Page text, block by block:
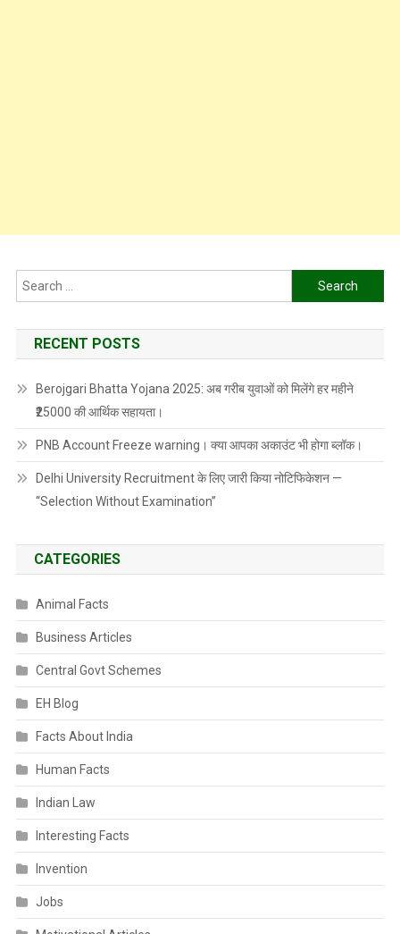
Search
for:
RECENT POSTS
Berojgari Bhatta Yojana 2025: अब गरीब युवाओं को मिलेंगे हर महीने
₹25000 की आर्थिक सहायता।
PNB Account Freeze warning। क्या आपका अकाउंट भी होगा ब्लॉक।
Delhi University Recruitment के लिए जारी किया नोटिफिकेशन —
“Selection Without Examination”
CATEGORIES
Animal Facts
Business Articles
Central Govt Schemes
EH Blog
Facts About India
Human Facts
Indian Law
Interesting Facts
Invention
Jobs